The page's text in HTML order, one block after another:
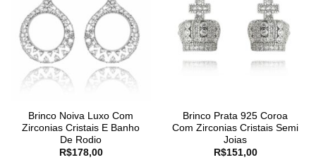
Brinco Noiva Luxo Com
Zirconias Cristais E Banho
De Rodio
R$178,00
Brinco Prata 925 Coroa
Com Zirconias Cristais Semi
Joias
R$151,00